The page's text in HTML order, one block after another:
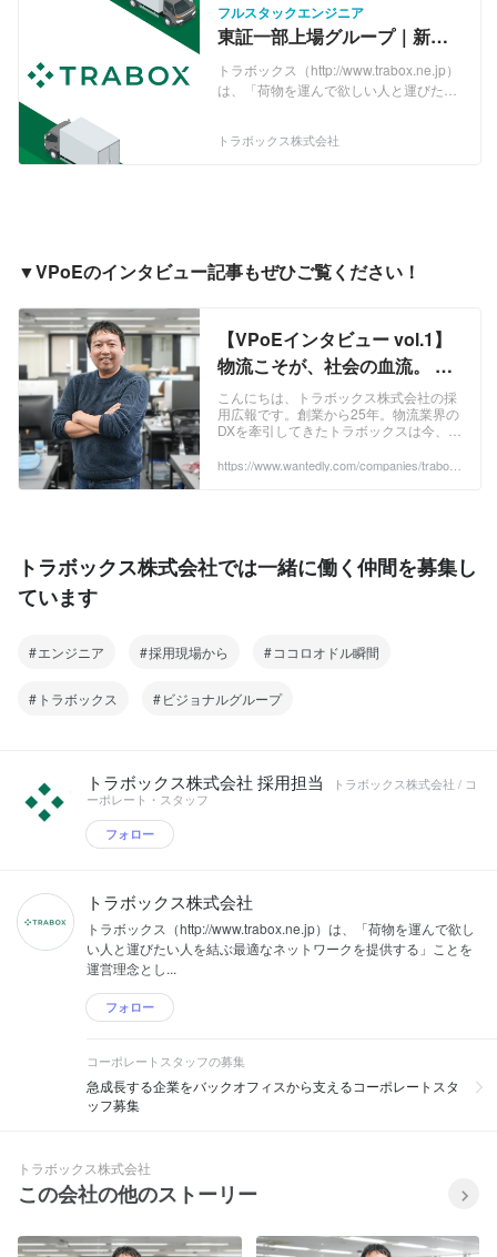
フルスタックエンジニア
東証一部上場グループ｜新規
事業のグロースを牽引するテ
ックリード募集！
トラボックス（http://www.trabox.ne.jp）
は、「荷物を運んで欲しい人と運びたい
イトで、運営を開始してから21年目にな
んで欲しいみなさまには、最適な運送、
われるトラック運送事業者様には、新規
顧客開拓、売上アップのお手伝いをして
おります。
トラボックス株式会社
▼VPoEのインタビュー記事もぜひご覧ください！
【VPoEインタビュー vol.1】
物流こそが、社会の血流。 楽
天 Speeを経たエンジニアが、
25年の歴史を持つ「トラボッ
クス」に挑戦した理由 | トラボ
ックス株式会社
こんにちは、トラボックス株式会社の採
用広報です。創業から25年。物流業界の
DXを牽引してきたトラボックスは今、大
エンジニアリングの側面から加速させる
https://www.wantedly.com/companies/trabox/
トラボックス株式会社では一緒に働く仲間を募集し
ています
エンジニア 採用現場から ココロオドル瞬間
トラボックス ビジョナルグループ
トラボックス株式会社 採用担当
トラボックス株式会社 / コ
ーポレート・スタッフ
フォロー
トラボックス株式会社
トラボックス（http://www.trabox.ne.jp）は、「荷物を運んで欲し
い人と運びたい人を結ぶ最適なネットワークを提供する」ことを
運営理念とし...
フォロー
コーポレートスタッフの募集
急成長する企業をバックオフィスから支えるコーポレートスタ
ッフ募集
トラボックス株式会社
この会社の他のストーリー